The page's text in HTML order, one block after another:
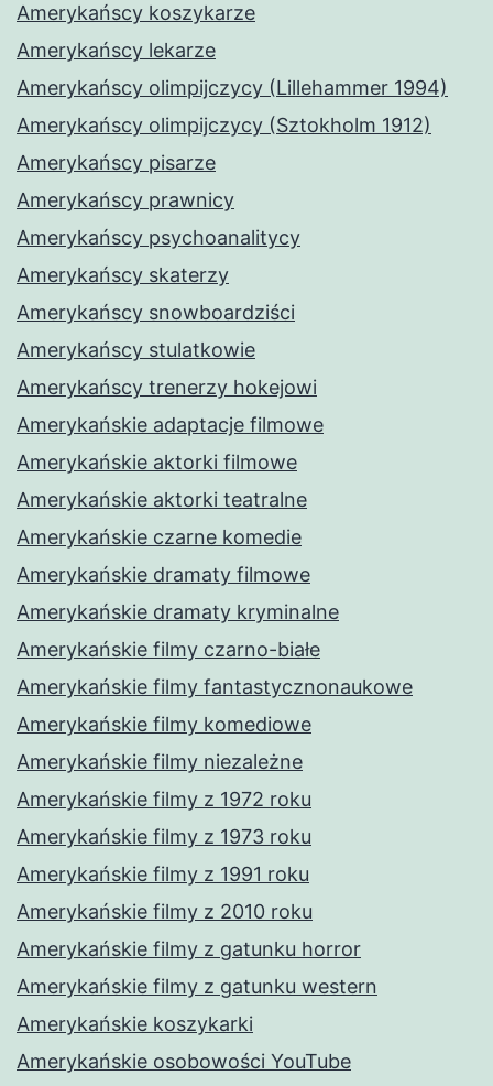
Amerykańscy koszykarze
Amerykańscy lekarze
Amerykańscy olimpijczycy (Lillehammer 1994)
Amerykańscy olimpijczycy (Sztokholm 1912)
Amerykańscy pisarze
Amerykańscy prawnicy
Amerykańscy psychoanalitycy
Amerykańscy skaterzy
Amerykańscy snowboardziści
Amerykańscy stulatkowie
Amerykańscy trenerzy hokejowi
Amerykańskie adaptacje filmowe
Amerykańskie aktorki filmowe
Amerykańskie aktorki teatralne
Amerykańskie czarne komedie
Amerykańskie dramaty filmowe
Amerykańskie dramaty kryminalne
Amerykańskie filmy czarno-białe
Amerykańskie filmy fantastycznonaukowe
Amerykańskie filmy komediowe
Amerykańskie filmy niezależne
Amerykańskie filmy z 1972 roku
Amerykańskie filmy z 1973 roku
Amerykańskie filmy z 1991 roku
Amerykańskie filmy z 2010 roku
Amerykańskie filmy z gatunku horror
Amerykańskie filmy z gatunku western
Amerykańskie koszykarki
Amerykańskie osobowości YouTube